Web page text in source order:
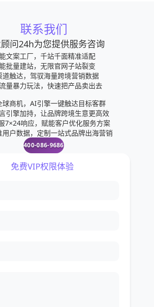
联系我们
问24h为您提供服务咨询
文案工厂，千站千面精准适配
批量建站，无限官网子站裂变
道触达，驾驭海量跨境营销数据
量暴力玩法，快速把产品卖出去
球商机，AI引擎一键触达目标客群
引擎加持，让品牌跨境生意更高效
7×24响应，赋能客户优化服务方案
用户数据，定制一站式品牌出海营销
400-086-9686